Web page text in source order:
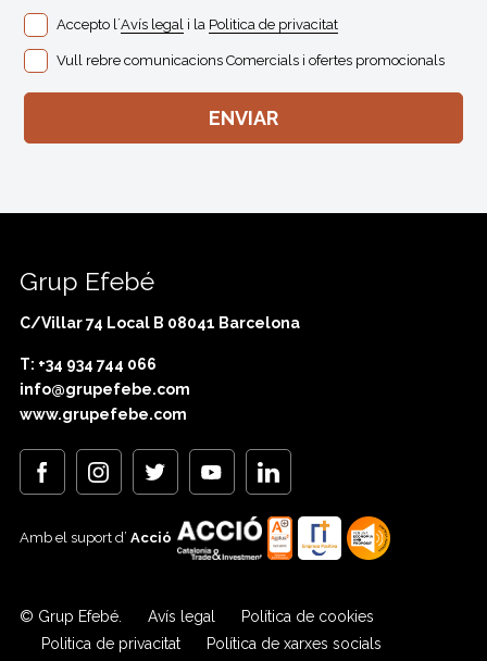
Accepto l´Avís legal i la Politica de privacitat
Vull rebre comunicacions Comercials i ofertes promocionals
Grup Efebé
C/Villar 74 Local B 08041 Barcelona
T: +34 934 744 066
info@grupefebe.com
www.grupefebe.com
Amb el suport d’ Acció
© Grup Efebé. Avís legal
Política de cookies
Politica de privacitat
Política de xarxes socials